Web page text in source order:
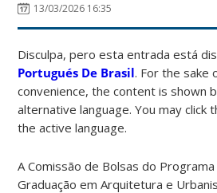
13/03/2026 16:35
Disculpa, pero esta entrada está
Portugués De Brasil. For the sake
convenience, the content is shown
alternative language. You may click
the active language.
A Comissão de Bolsas do
Graduação em Arquitetura e